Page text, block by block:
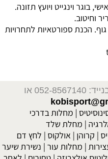
בוגר וינגייט ויועץ תזונה.
וחיטוב.
הכנת ספורטאיות לתחרויות
או
| מחלות בדרכי
| מחלת שלד
| קרוהן | אולקוס | לחץ דם
| מחלות עור | נשירת שיער